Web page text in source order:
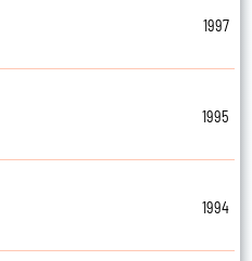
1997
1995
1994